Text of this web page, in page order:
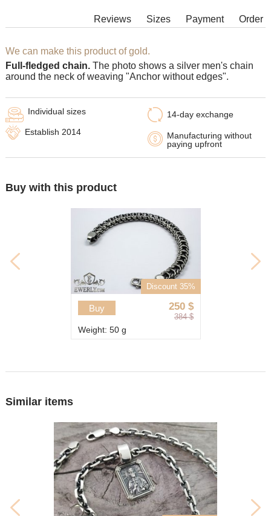
width, length and weight cannot be
Reviews Order
Payment
Sizes
We can make this product of gold.
Full-fledged chain. The photo shows a silver men's chain
around the neck of weaving "Anchor without edges".
14-day exchange
Manufacturing without
paying upfront
Individual sizes
Establish 2014
Buy with this product
Discount 35%
250 $
384 $
Buy
Weight: 50 g
Similar items